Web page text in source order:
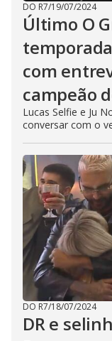
DO R7/19/07/2024
Último O
com
campeão
Lucas Selfie e Ju
conversar com o
DO R7/18/07/2024
DR e